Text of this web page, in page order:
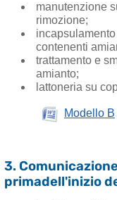
manutenzione
rimozione;
contenenti
trattamento e
amianto;
lattoneria su
Modello B
3.
primadell'inizio